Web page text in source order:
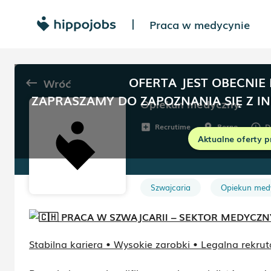
| Praca w medycynie
OFERTA JEST
ZAPRASZAMY DO ZAPOZNANIA SIĘ Z
Aktualne oferty
keyboard_backspace Wróć
Opiekun medyczny
add_box Recrutime room Berno schedule
Szwajcaria Opiekun
PRACA W SZWAJCARII – SEKTOR
Stabilna kariera • Wysokie zarobki • Legalna